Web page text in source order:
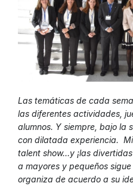
Las temáticas de cada
las diferentes actividades,
alumnos. Y siempre, bajo la
con dilatada experiencia.
talent show…y ¡las
a mayores y pequeños
organiza de acuerdo a su